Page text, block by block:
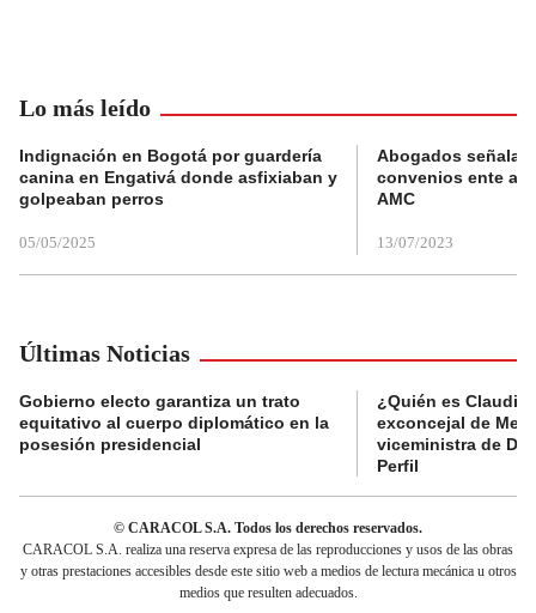
Lo más leído
Indignación en Bogotá por guardería
canina en Engativá donde asfixiaban y
golpeaban perros
05/05/2025
Abogados
convenios ente
AMC
13/07/2023
Últimas Noticias
Gobierno electo garantiza un trato
equitativo al cuerpo diplomático en la
posesión presidencial
¿Quién es Claudia
exconcejal de
viceministra de
Perfil
© CARACOL S.A. Todos los derechos reservados.
CARACOL S.A. realiza una reserva expresa de las reproducciones y usos de las obras
y otras prestaciones accesibles desde este sitio web a medios de lectura mecánica u otros
medios que resulten adecuados.